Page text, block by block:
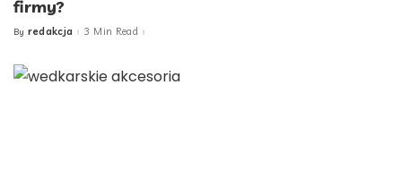
firmy?
Posted
By redakcja 3 Min Read